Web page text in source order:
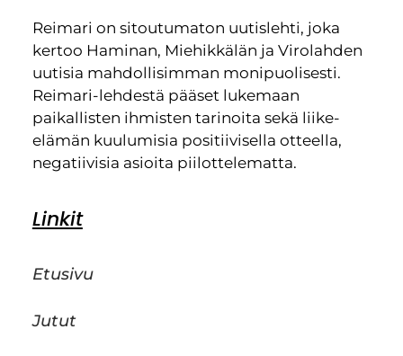
Reimari on sitoutumaton uutislehti, joka
kertoo Haminan, Miehikkälän ja Virolahden
uutisia mahdollisimman monipuolisesti.
Reimari-lehdestä pääset lukemaan
paikallisten ihmisten tarinoita sekä liike-
elämän kuulumisia positiivisella otteella,
negatiivisia asioita piilottelematta.
Linkit
Etusivu
Jutut